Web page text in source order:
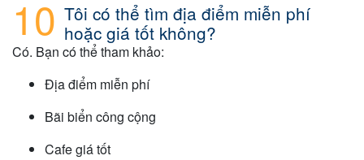
Tôi có thể tìm địa điểm miễn phí
hoặc giá tốt không?
Có. Bạn có thể tham khảo:
Địa điểm miễn phí
Bãi biển công cộng
Cafe giá tốt